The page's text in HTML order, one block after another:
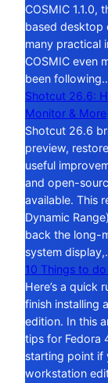
COSMIC 1.1.0,
based desktop
many practical
COSMIC even
been
Shotcut 26.6:
Monitor & More
Shotcut 26.6
preview,
useful
and open-
available. This
Dynamic
back the long-
system
10 Things to
Here’s a quick
finish installing
edition. In this
tips for Fedora
starting point if
workstation